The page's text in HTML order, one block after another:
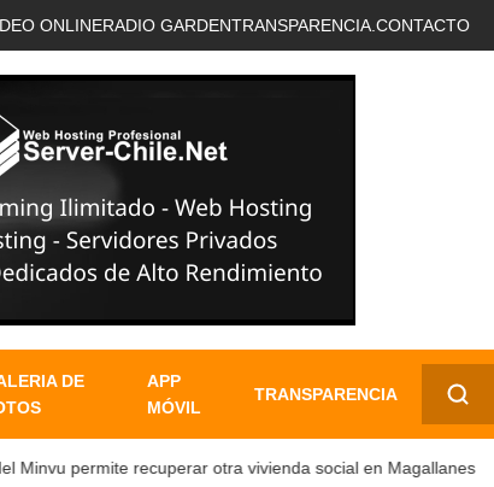
ONLINERADIO GARDENTRANSPARENCIA. CONTACTO
DE
APP
MÓVIL
TRANSPARENCIA
✕
permite recuperar otra vivienda social en Magallanes